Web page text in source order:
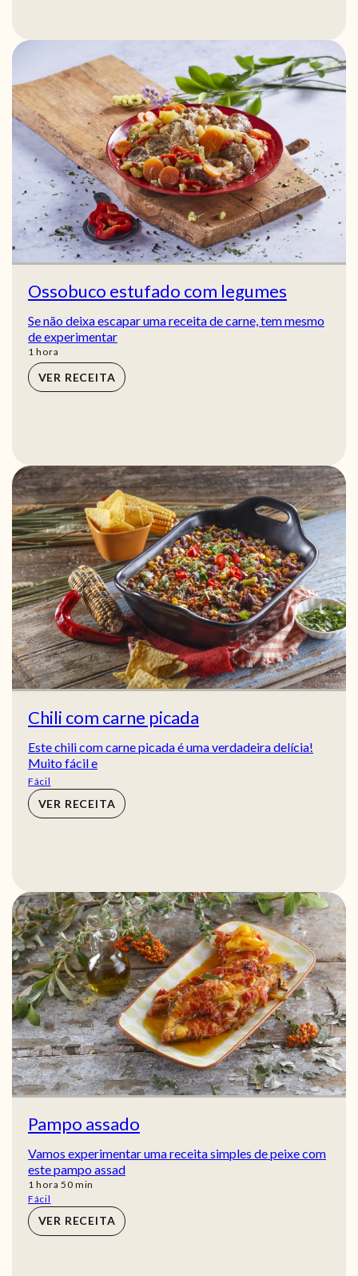
Ossobuco estufado com legumes
Se não deixa escapar uma receita de carne, tem mesmo
de experimentar
1 hora
hora
VER RECEITA
Chili com carne picada
Este chili com carne picada é uma verdadeira delícia!
Muito fácil e
Fácil
VER RECEITA
Pampo assado
Vamos experimentar uma receita simples de peixe com
este pampo assad
1 hora
hora 50min
min
Fácil
VER RECEITA